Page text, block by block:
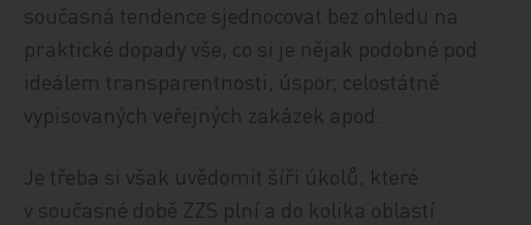
současná tendence sjednocovat bez ohledu na
praktické dopady vše, co si je nějak podobné pod
ideálem transparentnosti, úspor, celostátně
vypisovaných veřejných zakázek apod.
Je třeba si však uvědomit šíři úkolů, které
v současné době ZZS plní a do kolika oblastí